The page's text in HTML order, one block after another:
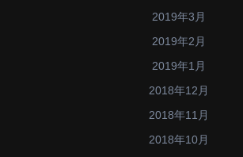
2019年3月
2019年2月
2019年1月
2018年12月
2018年11月
2018年10月